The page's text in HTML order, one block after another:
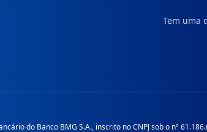
Tem uma
do Banco BMG S.A., inscrito no CNPJ sob o nº